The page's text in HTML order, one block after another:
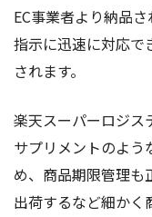
EC事業者より納品
指示に迅速に対応で
されます。
楽天スーパーロジス
サプリメントのよう
め、商品期限管理も
出荷するなど細かく